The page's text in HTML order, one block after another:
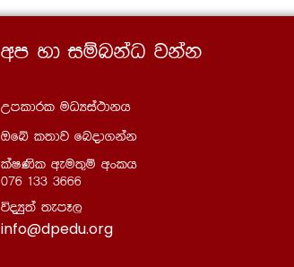
wm yd iïnkaO jkak
Wmldrl uOHia:dkh
Tfí l;dj fnod.kak
laIKsl weu;=ï wxlh
076 133 3666
úoHq;a ;emE,
info@dpedu.org